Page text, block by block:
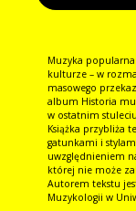
Muzyka popularna
kulturze – w
masowego
album Historia
w ostatnim
Książka przybliża
gatunkami i
uwzględnieniem
której nie może
Autorem tekstu
Muzykologii w